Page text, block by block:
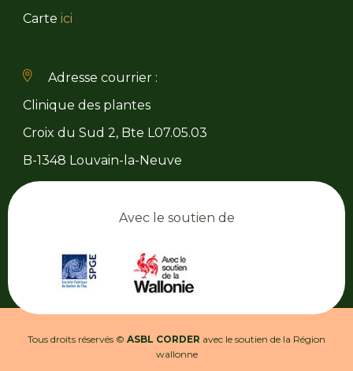
Carte ici
Adresse courrier :
Clinique des plantes
Croix du Sud 2, Bte L07.05.03
B-1348 Louvain-la-Neuve
Avec le soutien de
Tous droits réservés © ASBL CORDER avec le soutien de la Région
wallonne